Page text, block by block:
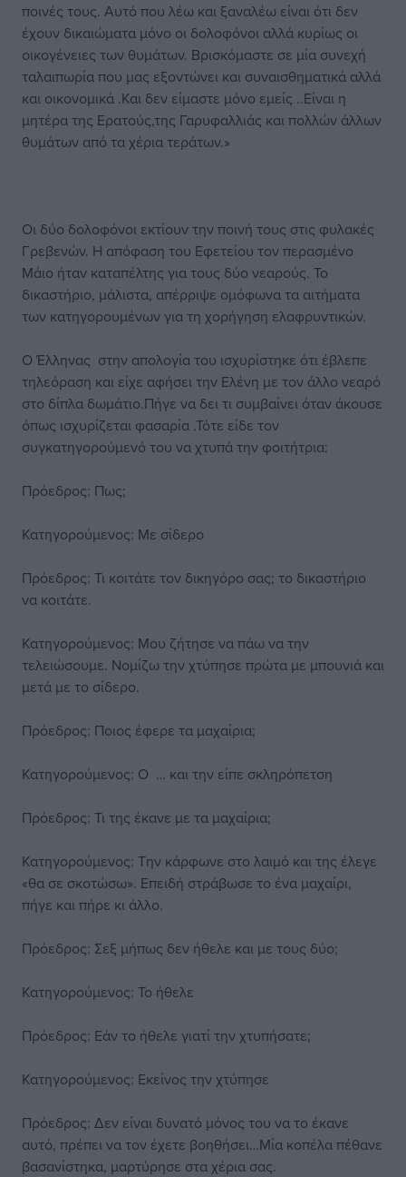
ποινές τους. Αυτό που λέω και ξαναλέω είναι ότι δεν
έχουν δικαιώματα μόνο οι δολοφόνοι αλλά κυρίως οι
οικογένειες των θυμάτων. Βρισκόμαστε σε μία συνεχή
ταλαιπωρία που μας εξοντώνει και συναισθηματικά αλλά
και οικονομικά .Και δεν είμαστε μόνο εμείς ..Είναι η
μητέρα της Ερατούς,της Γαρυφαλλιάς και πολλών άλλων
θυμάτων από τα χέρια τεράτων.»
Οι δύο δολοφόνοι εκτίουν την ποινή τους στις φυλακές
Γρεβενών. Η απόφαση του Εφετείου τον περασμένο
Μάιο ήταν καταπέλτης για τους δύο νεαρούς. Το
δικαστήριο, μάλιστα, απέρριψε ομόφωνα τα αιτήματα
των κατηγορουμένων για τη χορήγηση ελαφρυντικών.
Ο Έλληνας στην απολογία του ισχυρίστηκε ότι έβλεπε
τηλεόραση και είχε αφήσει την Ελένη με τον άλλο νεαρό
στο δίπλα δωμάτιο.Πήγε να δει τι συμβαίνει όταν άκουσε
όπως ισχυρίζεται φασαρία .Τότε είδε τον
συγκατηγορούμενό του να χτυπά την φοιτήτρια:
Πρόεδρος: Πως;
Κατηγορούμενος: Με σίδερο
Πρόεδρος: Τι κοιτάτε τον δικηγόρο σας; το δικαστήριο
να κοιτάτε.
Κατηγορούμενος: Μου ζήτησε να πάω να την
τελειώσουμε. Νομίζω την χτύπησε πρώτα με μπουνιά και
μετά με το σίδερο.
Πρόεδρος: Ποιος έφερε τα μαχαίρια;
Κατηγορούμενος: Ο … και την είπε σκληρόπετση
Πρόεδρος: Τι της έκανε με τα μαχαίρια;
Κατηγορούμενος: Την κάρφωνε στο λαιμό και της έλεγε
«θα σε σκοτώσω». Επειδή στράβωσε το ένα μαχαίρι,
πήγε και πήρε κι άλλο.
Πρόεδρος: Σεξ μήπως δεν ήθελε και με τους δύο;
Κατηγορούμενος: Το ήθελε
Πρόεδρος: Εάν το ήθελε γιατί την χτυπήσατε;
Κατηγορούμενος: Εκείνος την χτύπησε
Πρόεδρος: Δεν είναι δυνατό μόνος του να το έκανε
αυτό, πρέπει να τον έχετε βοηθήσει…Μία κοπέλα πέθανε
βασανίστηκα, μαρτύρησε στα χέρια σας.